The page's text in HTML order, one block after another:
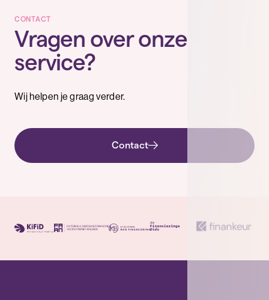
CONTACT
Vragen over onze
service?
Wij helpen je graag verder.
Contact